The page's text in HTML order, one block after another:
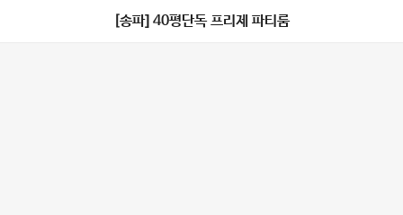
[송파] 40평단독 프리제 파티룸